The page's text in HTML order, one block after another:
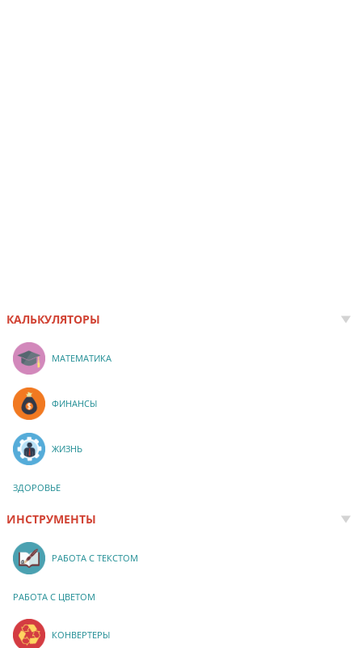
КАЛЬКУЛЯТОРЫ
МАТЕМАТИКА
ФИНАНСЫ
ЖИЗНЬ
ЗДОРОВЬЕ
ИНСТРУМЕНТЫ
РАБОТА С ТЕКСТОМ
РАБОТА С ЦВЕТОМ
КОНВЕРТЕРЫ